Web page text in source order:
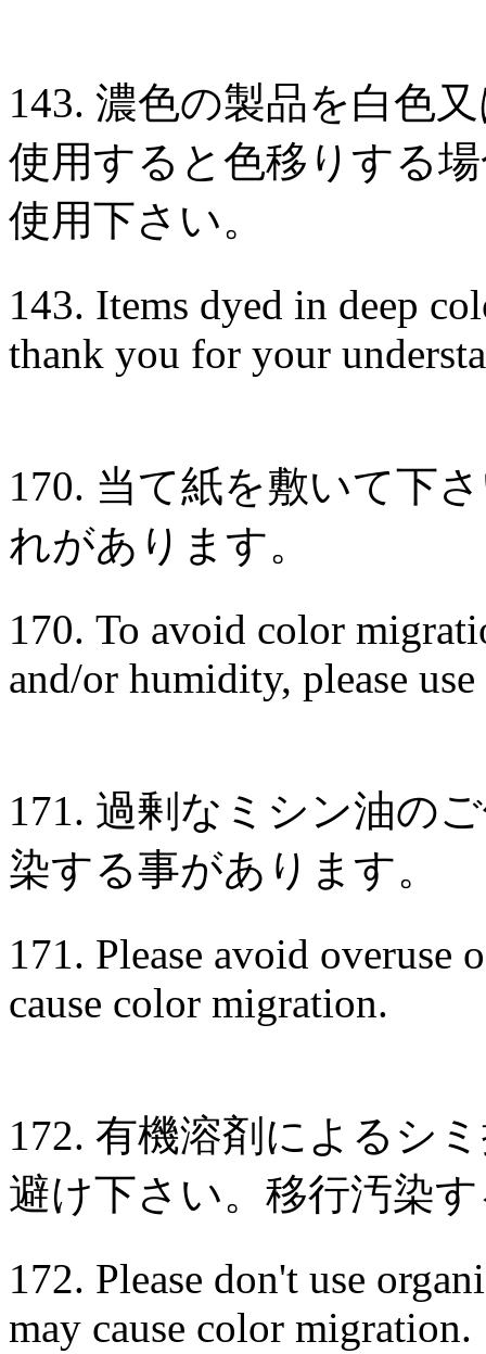
143. 濃色の製品を白色
使用すると色移りする
使用下さい。
143. Items dyed in deep
thank you for your
170. 当て紙を敷いて下
れがあります。
170. To avoid color
and/or humidity, please
171. 過剰なミシン油の
染する事があります。
171. Please avoid overuse
cause color migration.
172. 有機溶剤によるシ
避け下さい。移行汚染
172. Please don't use
may cause color migration.